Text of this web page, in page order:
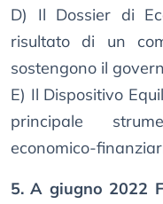
D) Il Dossier di
risultato di un
sostengono il
E) Il Dispositivo
principale
economico-
5. A giugno 2022